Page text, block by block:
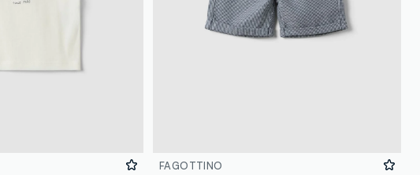
FAGOTTINO